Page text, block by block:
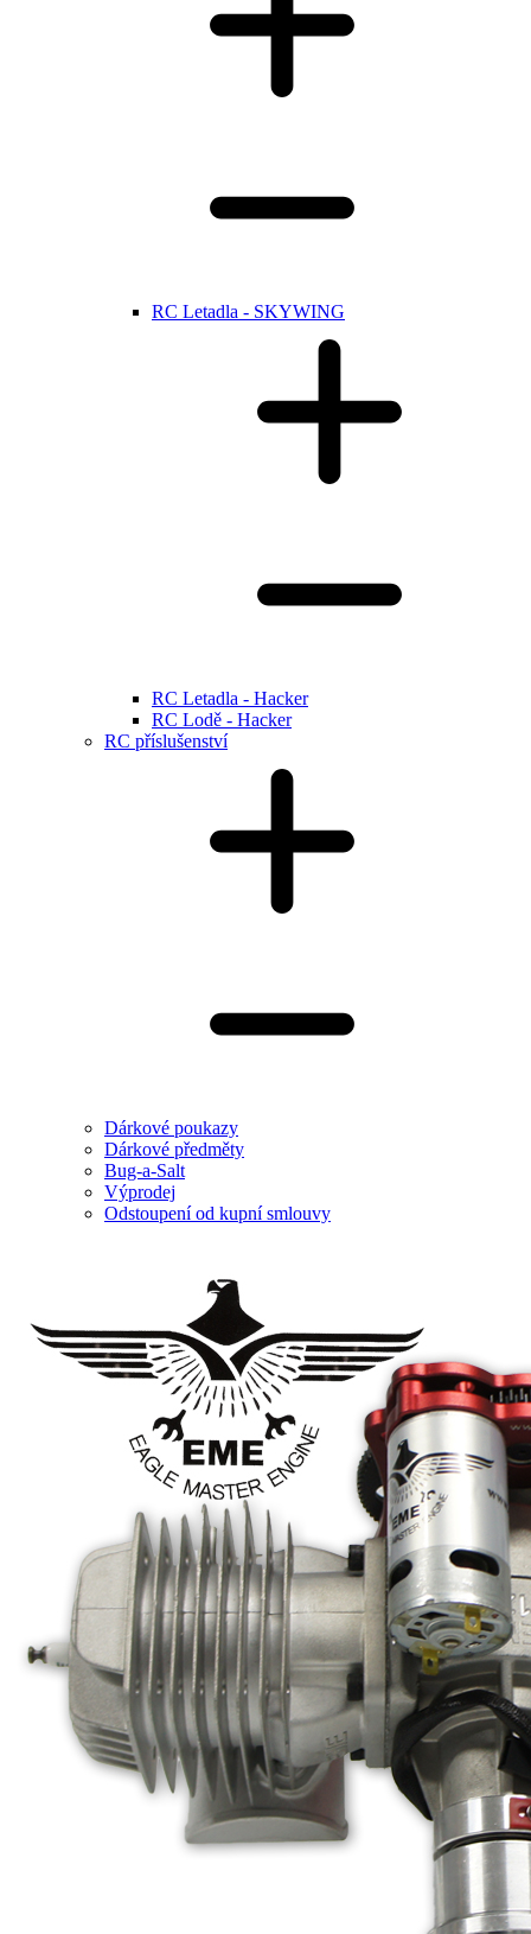
RC Letadla - SKYWING
RC Letadla - Hacker
RC Lodě - Hacker
RC příslušenství
Dárkové poukazy
Dárkové předměty
Bug-a-Salt
Výprodej
Odstoupení od kupní smlouvy